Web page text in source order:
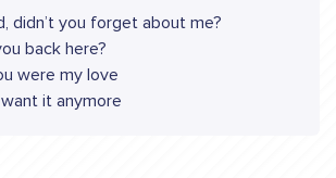
didn’t you forget about me?
back here?
were my love
it anymore